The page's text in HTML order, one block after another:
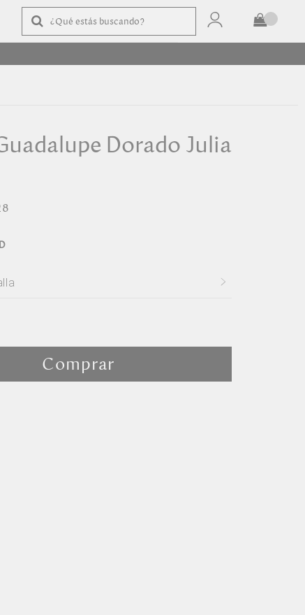
Dorado Julia
Comprar